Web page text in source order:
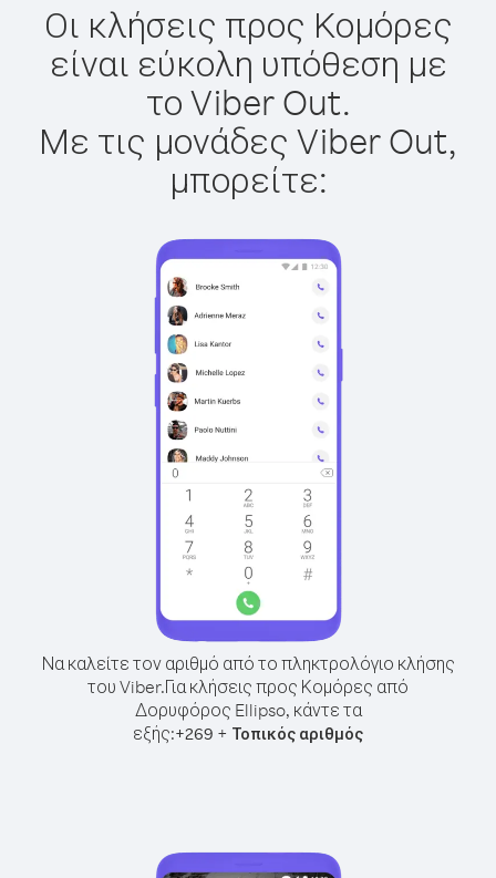
Οι κλήσεις προς Κομόρες
είναι εύκολη υπόθεση με
το Viber Out.
Με τις μονάδες Viber Out,
μπορείτε:
Να καλείτε τον αριθμό από το πληκτρολόγιο κλήσης
του Viber.Για κλήσεις προς Κομόρες από
Δορυφόρος Ellipso, κάντε τα
εξής:+269 + Τοπικός αριθμός